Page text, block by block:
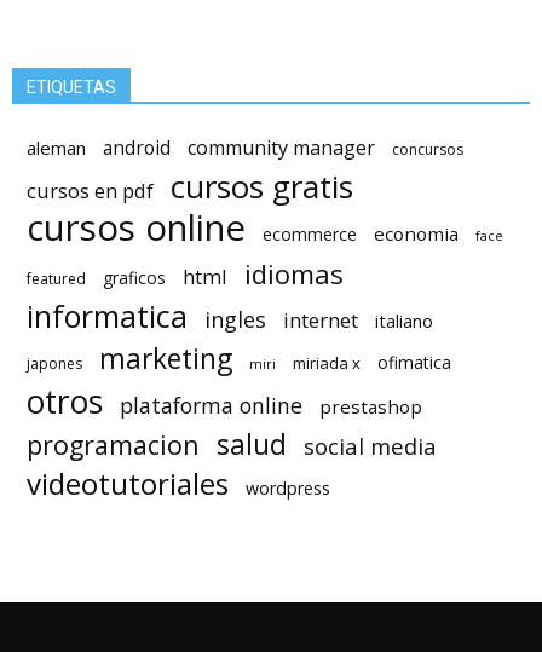
ETIQUETAS
aleman android community manager concursos
cursos en pdf cursos gratis
cursos online ecommerce economia face
featured graficos html idiomas
informatica ingles internet italiano
japones marketing miri miriada x ofimatica
otros plataforma online prestashop
programacion salud social media
videotutoriales wordpress